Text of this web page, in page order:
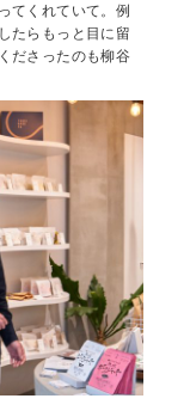
てくれていて。例
たらもっと目に留
ださったのも柳谷